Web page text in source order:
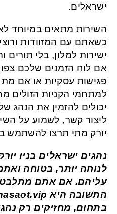
ישראלים.
השירות מתאים במיוחד
כשאתם עם המזוודות
ישירות למלון, בלי תורים
אם לוח הזמנים שלכם
פגישות עסקיות או אם
למתחמי הקניות הזולים
יכולים להזמין את הנהג
ליצור קשר, לשמוע על
יורק מתי תרצו להשתמש
נהגים ישראלים בניו
לנוחה יותר, בטוחה
עליהם. אם אתם
התשובה היא hasaot.vip
בתחום, מחזיקים רק